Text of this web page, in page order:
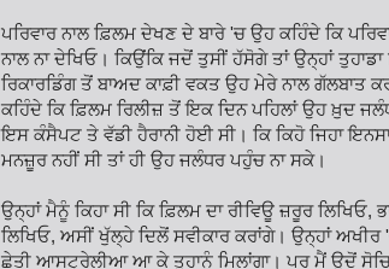
ਪਰਿਵਾਰ ਨਾਲ ਫ਼ਿਲਮ ਦੇਖਣ ਦੇ ਬਾਰੇ 'ਚ ਉਹ ਕਹਿੰਦੇ ਕਿ
ਨਾਲ ਨਾ ਦੇਖਿਓ। ਕਿਉਂਕਿ ਜਦੋਂ ਤੁਸੀਂ ਹੱਸੋਗੇ ਤਾਂ ਉਨ੍ਹਾਂ
ਰਿਕਾਰਡਿੰਗ ਤੋਂ ਬਾਅਦ ਕਾਫ਼ੀ ਵਕਤ ਉਹ ਮੇਰੇ ਨਾਲ ਗੱਲਬਾਤ
ਕਹਿੰਦੇ ਕਿ ਫ਼ਿਲਮ ਰਿਲੀਜ਼ ਤੋਂ ਇਕ ਦਿਨ ਪਹਿਲਾਂ ਉਹ ਖ਼ੁਦ
ਇਸ ਕੰਸੈਪਟ ਤੇ ਵੱਡੀ ਹੈਰਾਨੀ ਹੋਈ ਸੀ। ਕਿ ਕਿਹੋ ਜਿਹਾ
ਮਨਜ਼ੂਰ ਨਹੀਂ ਸੀ ਤਾਂ ਹੀ ਉਹ ਜਲੰਧਰ ਪਹੁੰਚ ਨਾ ਸਕੇ।
ਉਨ੍ਹਾਂ ਮੈਨੂੰ ਕਿਹਾ ਸੀ ਕਿ ਫ਼ਿਲਮ ਦਾ ਰੀਵਿਊ ਜ਼ਰੂਰ
ਲਿਖਿਓ, ਅਸੀਂ ਖੁੱਲ੍ਹੇ ਦਿਲੋਂ ਸਵੀਕਾਰ ਕਰਾਂਗੇ। ਉਨ੍ਹਾਂ
ਛੇਤੀ ਆਸਟ੍ਰੇਲੀਆ ਆ ਕੇ ਤੁਹਾਨੂੰ ਮਿਲਾਂਗਾ। ਪਰ ਮੈਂ ਉਦੋਂ